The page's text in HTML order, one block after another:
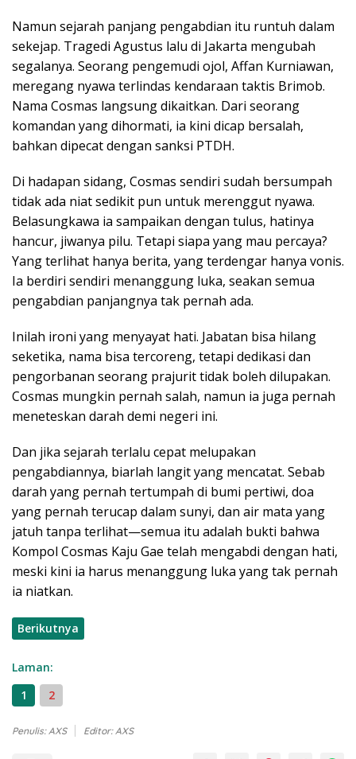
Namun sejarah panjang pengabdian itu runtuh dalam
sekejap. Tragedi Agustus lalu di Jakarta mengubah
segalanya. Seorang pengemudi ojol, Affan Kurniawan,
meregang nyawa terlindas kendaraan taktis Brimob.
Nama Cosmas langsung dikaitkan. Dari seorang
komandan yang dihormati, ia kini dicap bersalah,
bahkan dipecat dengan sanksi PTDH.
Di hadapan sidang, Cosmas sendiri sudah bersumpah
tidak ada niat sedikit pun untuk merenggut nyawa.
Belasungkawa ia sampaikan dengan tulus, hatinya
hancur, jiwanya pilu. Tetapi siapa yang mau percaya?
Yang terlihat hanya berita, yang terdengar hanya vonis.
Ia berdiri sendiri menanggung luka, seakan semua
pengabdian panjangnya tak pernah ada.
Inilah ironi yang menyayat hati. Jabatan bisa hilang
seketika, nama bisa tercoreng, tetapi dedikasi dan
pengorbanan seorang prajurit tidak boleh dilupakan.
Cosmas mungkin pernah salah, namun ia juga pernah
meneteskan darah demi negeri ini.
Dan jika sejarah terlalu cepat melupakan
pengabdiannya, biarlah langit yang mencatat. Sebab
darah yang pernah tertumpah di bumi pertiwi, doa
yang pernah terucap dalam sunyi, dan air mata yang
jatuh tanpa terlihat—semua itu adalah bukti bahwa
Kompol Cosmas Kaju Gae telah mengabdi dengan hati,
meski kini ia harus menanggung luka yang tak pernah
ia niatkan.
Berikutnya
Laman:
1
2
Penulis: AXS Editor: AXS